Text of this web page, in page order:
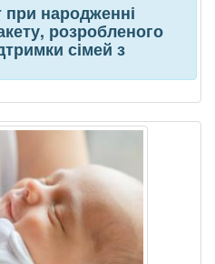
народженні
розробленого
сімей з